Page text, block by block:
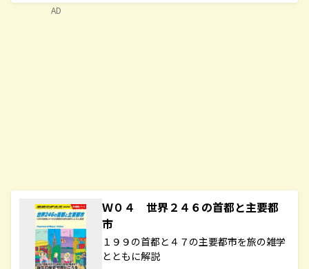
Ｗ０４ 世界２４６の首都と主要都
市
１９９の首都と４７の主要都市を旅の雑学
とともに解説
AD